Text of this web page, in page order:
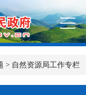
> 自然资源局工作专栏